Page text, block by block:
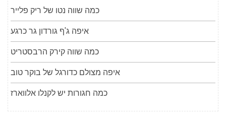
כמה שווה נטו של ריק פלייר
איפה ג'ף גורדון גר כרגע
כמה שווה קירק הרבסטריט
איפה מצולם כדורגל של בוקר טוב
כמה חגורות יש לקנלו אלווארז